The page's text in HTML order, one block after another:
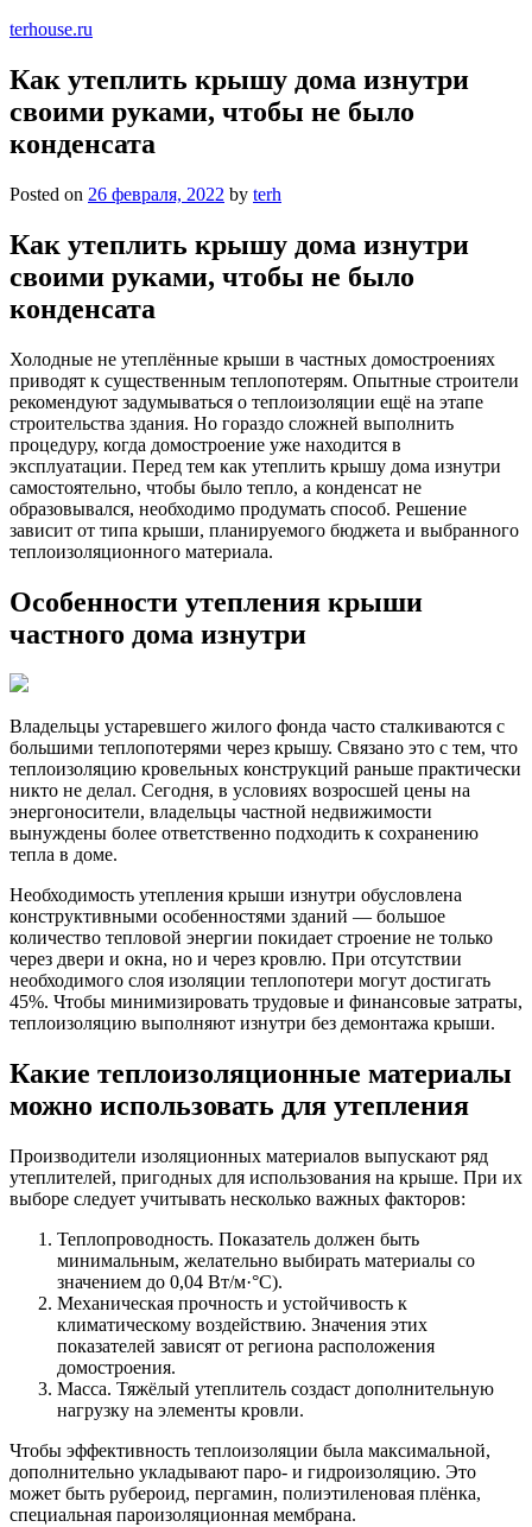
terhouse.ru
Как утеплить крышу дома изнутри
своими руками, чтобы не было
конденсата
Posted on 26 февраля, 2022 by terh
Как утеплить крышу дома изнутри
своими руками, чтобы не было
конденсата
Холодные не утеплённые крыши в частных домостроениях
приводят к существенным теплопотерям. Опытные строители
рекомендуют задумываться о теплоизоляции ещё на этапе
строительства здания. Но гораздо сложней выполнить
процедуру, когда домостроение уже находится в
эксплуатации. Перед тем как утеплить крышу дома изнутри
самостоятельно, чтобы было тепло, а конденсат не
образовывался, необходимо продумать способ. Решение
зависит от типа крыши, планируемого бюджета и выбранного
теплоизоляционного материала.
Особенности утепления крыши
частного дома изнутри
Владельцы устаревшего жилого фонда часто сталкиваются с
большими теплопотерями через крышу. Связано это с тем, что
теплоизоляцию кровельных конструкций раньше практически
никто не делал. Сегодня, в условиях возросшей цены на
энергоносители, владельцы частной недвижимости
вынуждены более ответственно подходить к сохранению
тепла в доме.
Необходимость утепления крыши изнутри обусловлена
конструктивными особенностями зданий — большое
количество тепловой энергии покидает строение не только
через двери и окна, но и через кровлю. При отсутствии
необходимого слоя изоляции теплопотери могут достигать
45%. Чтобы минимизировать трудовые и финансовые затраты,
теплоизоляцию выполняют изнутри без демонтажа крыши.
Какие теплоизоляционные материалы
можно использовать для утепления
Производители изоляционных материалов выпускают ряд
утеплителей, пригодных для использования на крыше. При их
выборе следует учитывать несколько важных факторов:
Теплопроводность. Показатель должен быть
минимальным, желательно выбирать материалы со
значением до 0,04 Вт/м·°С).
Механическая прочность и устойчивость к
климатическому воздействию. Значения этих
показателей зависят от региона расположения
домостроения.
Масса. Тяжёлый утеплитель создаст дополнительную
нагрузку на элементы кровли.
Чтобы эффективность теплоизоляции была максимальной,
дополнительно укладывают паро- и гидроизоляцию. Это
может быть рубероид, пергамин, полиэтиленовая плёнка,
специальная пароизоляционная мембрана.